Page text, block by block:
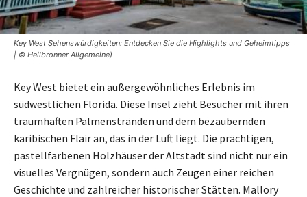
Key West Sehenswürdigkeiten: Entdecken Sie die Highlights und Geheimtipps
| © Heilbronner Allgemeine)
Key West bietet ein außergewöhnliches Erlebnis im
südwestlichen Florida. Diese Insel zieht Besucher mit ihren
traumhaften Palmenstränden und dem bezaubernden
karibischen Flair an, das in der Luft liegt. Die prächtigen,
pastellfarbenen Holzhäuser der Altstadt sind nicht nur ein
visuelles Vergnügen, sondern auch Zeugen einer reichen
Geschichte und zahlreicher historischer Stätten. Mallory